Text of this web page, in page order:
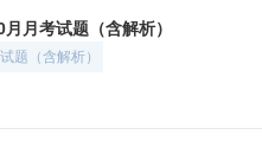
月考试题（含解析）
题（含解析）